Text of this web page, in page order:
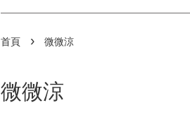
首頁 › 微微涼
微微涼